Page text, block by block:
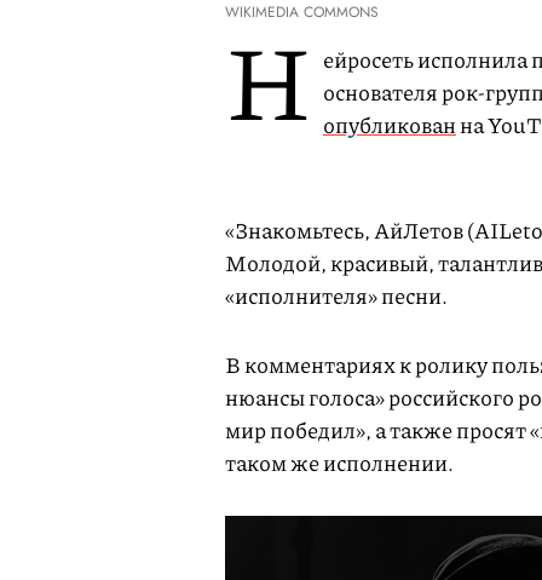
WIKIMEDIA COMMONS
Н ейросеть
основателя рок-
опубликованна
«Знакомьтесь, АйЛетов
Молодой, красивый,
«исполнителя» песни.
В комментариях к ролику
нюансы голоса» российского
мир победил», а также просят
таком же исполнении.